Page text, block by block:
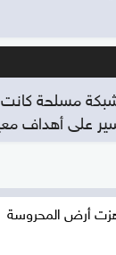
مسلحة
على أهداف
أرض المحروسة